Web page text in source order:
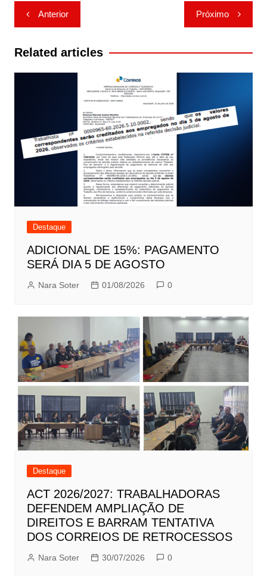
Navegação
de
Post
Anterior Próximo
Related articles
Destaque
ADICIONAL DE 15%: PAGAMENTO
SERÁ DIA 5 DE AGOSTO
Nara Soter 01/08/2026 0
Destaque
ACT 2026/2027: TRABALHADORAS
DEFENDEM AMPLIAÇÃO DE
DIREITOS E BARRAM TENTATIVA
DOS CORREIOS DE RETROCESSOS
Nara Soter 30/07/2026 0